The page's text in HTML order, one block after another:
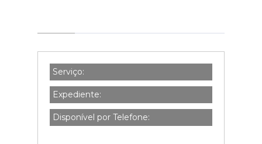
Serviço:
Expediente:
Disponível por Telefone: